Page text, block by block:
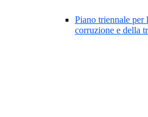
Piano triennale per
corruzione e della